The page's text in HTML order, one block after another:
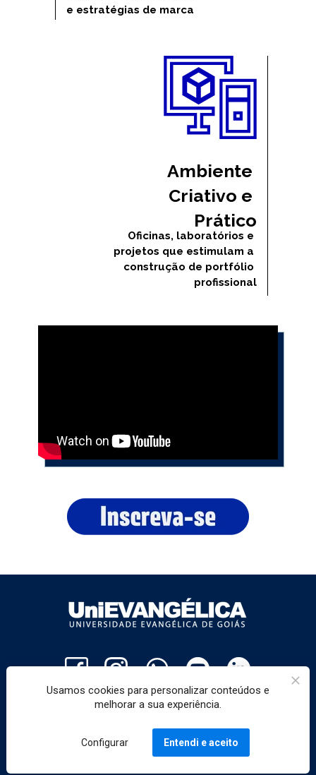
Ambiente
Criativo e
Prático
e estratégias de marca
Oficinas, laboratórios e
projetos que estimulam a
construção de portfólio
profissional
Cidade Universitária - Anápolis - GO
www.unievangelica.edu.br
Usamos cookies para personalizar conteúdos e
melhorar a sua experiência.
Configurar Entendi e aceito